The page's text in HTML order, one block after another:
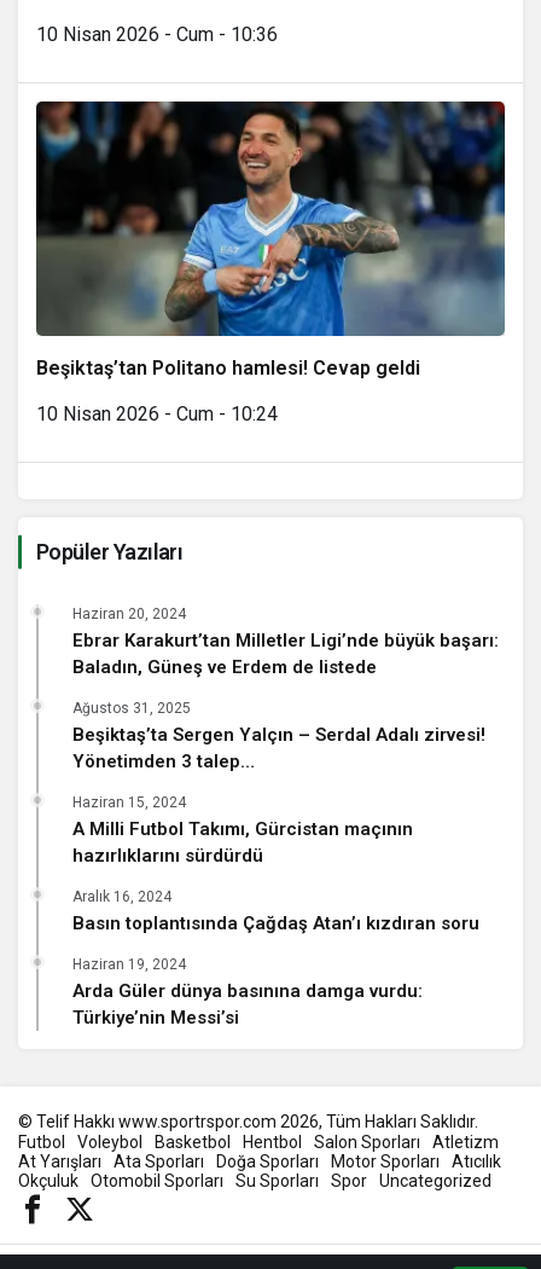
10 Nisan 2026 - Cum - 10:36
Beşiktaş’tan Politano hamlesi! Cevap geldi
10 Nisan 2026 - Cum - 10:24
Popüler Yazıları
Ebrar Karakurt’tan Milletler Ligi’nde büyük başarı:
Baladın, Güneş ve Erdem de listede
Haziran 20, 2024
Beşiktaş’ta Sergen Yalçın – Serdal Adalı zirvesi!
Yönetimden 3 talep…
Ağustos 31, 2025
A Milli Futbol Takımı, Gürcistan maçının
hazırlıklarını sürdürdü
Haziran 15, 2024
Basın toplantısında Çağdaş Atan’ı kızdıran soru
Aralık 16, 2024
Arda Güler dünya basınına damga vurdu:
Türkiye’nin Messi’si
Haziran 19, 2024
© Telif Hakkı www.sportrspor.com 2026, Tüm Hakları Saklıdır.
Futbol
Voleybol Basketbol Hentbol Salon Sporları
Atletizm
At Yarışları
Ata Sporları Doğa Sporları Motor Sporları
Atıcılık
Okçuluk
Otomobil Sporları Su Sporları Spor Uncategorized